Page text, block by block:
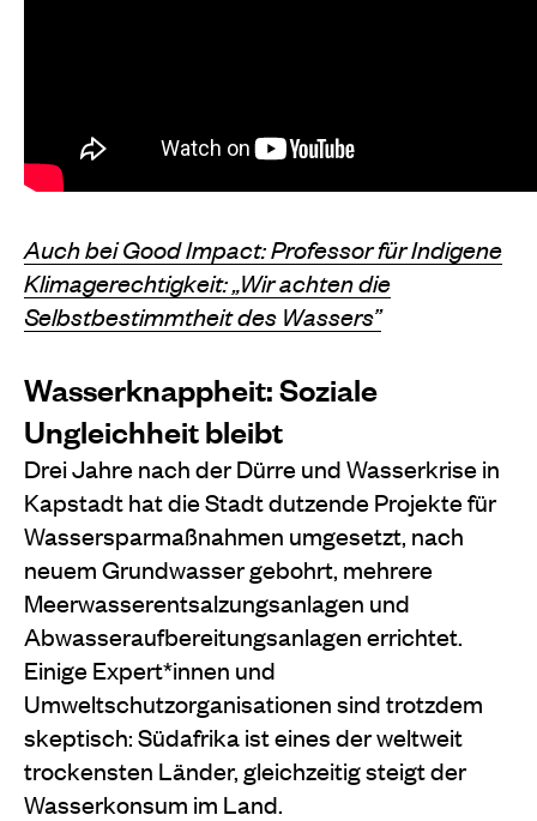
Auch bei Good Impact: Professor für Indigene
Klimagerechtigkeit: „Wir achten die
Selbstbestimmtheit des Wassers”
Wasserknappheit: Soziale
Ungleichheit bleibt
Drei Jahre nach der Dürre und Wasserkrise in
Kapstadt hat die Stadt dutzende Projekte für
Wassersparmaßnahmen umgesetzt, nach
neuem Grundwasser gebohrt, mehrere
Meerwasserentsalzungsanlagen und
Abwasseraufbereitungsanlagen errichtet.
Einige Expert*innen und
Umweltschutzorganisationen sind trotzdem
skeptisch: Südafrika ist eines der weltweit
trockensten Länder, gleichzeitig steigt der
Wasserkonsum im Land.